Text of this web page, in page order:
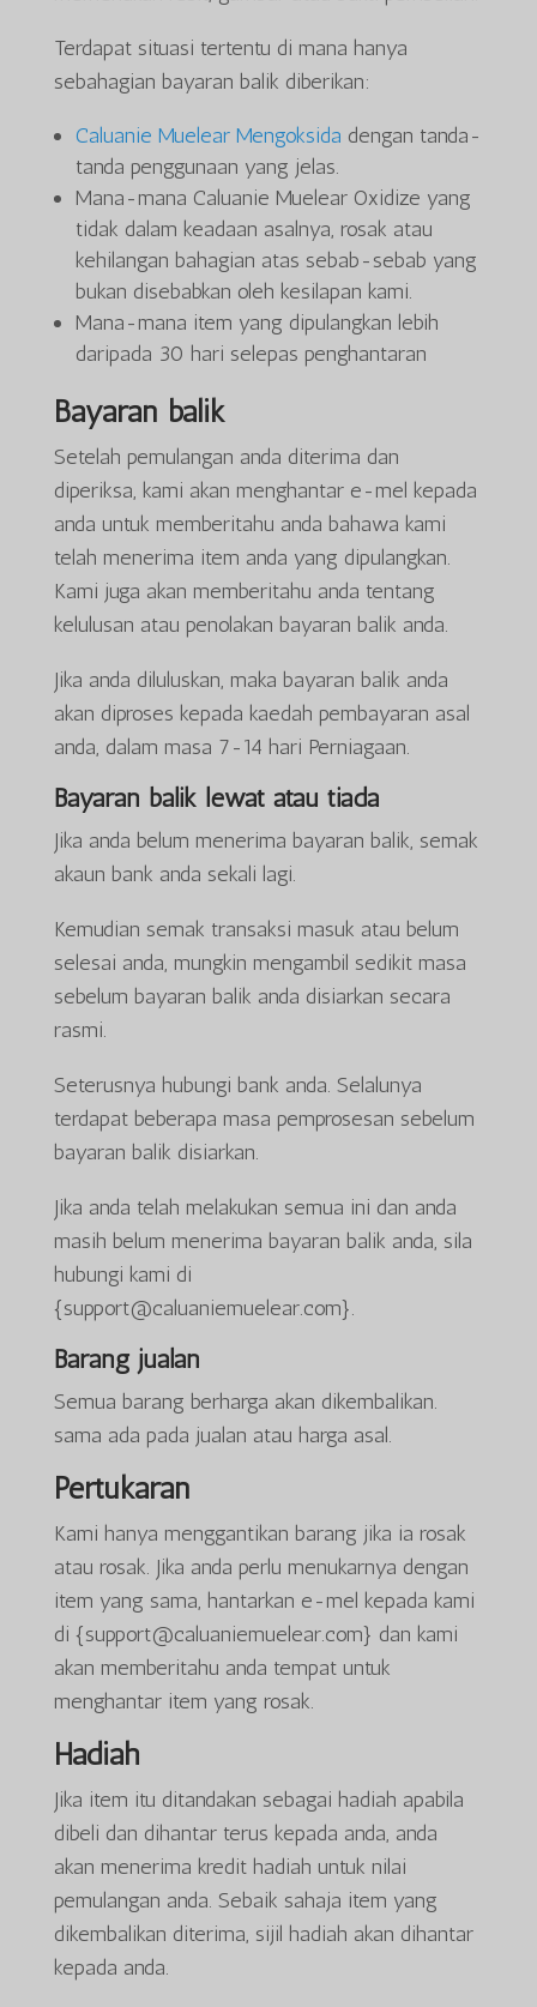
Terdapat situasi tertentu di mana hanya
sebahagian bayaran balik diberikan:
Caluanie Muelear Mengoksida dengan tanda-
tanda penggunaan yang jelas.
Mana-mana Caluanie Muelear Oxidize yang
tidak dalam keadaan asalnya, rosak atau
kehilangan bahagian atas sebab-sebab yang
bukan disebabkan oleh kesilapan kami.
Mana-mana item yang dipulangkan lebih
daripada 30 hari selepas penghantaran
Bayaran balik
Setelah pemulangan anda diterima dan
diperiksa, kami akan menghantar e-mel kepada
anda untuk memberitahu anda bahawa kami
telah menerima item anda yang dipulangkan.
Kami juga akan memberitahu anda tentang
kelulusan atau penolakan bayaran balik anda.
Jika anda diluluskan, maka bayaran balik anda
akan diproses kepada kaedah pembayaran asal
anda, dalam masa 7-14 hari Perniagaan.
Bayaran balik lewat atau tiada
Jika anda belum menerima bayaran balik, semak
akaun bank anda sekali lagi.
Kemudian semak transaksi masuk atau belum
selesai anda, mungkin mengambil sedikit masa
sebelum bayaran balik anda disiarkan secara
rasmi.
Seterusnya hubungi bank anda. Selalunya
terdapat beberapa masa pemprosesan sebelum
bayaran balik disiarkan.
Jika anda telah melakukan semua ini dan anda
masih belum menerima bayaran balik anda, sila
hubungi kami di
{support@caluaniemuelear.com}.
Barang jualan
Semua barang berharga akan dikembalikan.
sama ada pada jualan atau harga asal.
Pertukaran
Kami hanya menggantikan barang jika ia rosak
atau rosak. Jika anda perlu menukarnya dengan
item yang sama, hantarkan e-mel kepada kami
di {support@caluaniemuelear.com} dan kami
akan memberitahu anda tempat untuk
menghantar item yang rosak.
Hadiah
Jika item itu ditandakan sebagai hadiah apabila
dibeli dan dihantar terus kepada anda, anda
akan menerima kredit hadiah untuk nilai
pemulangan anda. Sebaik sahaja item yang
dikembalikan diterima, sijil hadiah akan dihantar
kepada anda.